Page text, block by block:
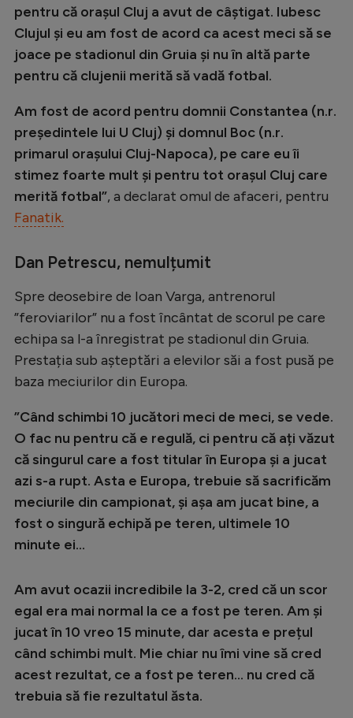
Tenis
Handbal
Formula 1
Gimnastică
Auto
Alte sporturi
JO 2024
JO 2026
Intră în cont
Creează cont
pentru că orașul Cluj a avut de câștigat. Iubesc
Clujul și eu am fost de acord ca acest meci să se
joace pe stadionul din Gruia și nu în altă parte
pentru că clujenii merită să vadă fotbal.
Am fost de acord pentru domnii Constantea (n.r.
președintele lui U Cluj) și domnul Boc (n.r.
primarul orașului Cluj-Napoca), pe care eu îi
stimez foarte mult și pentru tot orașul Cluj care
merită fotbal”, a declarat omul de afaceri, pentru
Fanatik.
Dan Petrescu, nemulțumit
Spre deosebire de Ioan Varga, antrenorul
”feroviarilor” nu a fost încântat de scorul pe care
echipa sa l-a înregistrat pe stadionul din Gruia.
Prestația sub așteptări a elevilor săi a fost pusă pe
baza meciurilor din Europa.
”Când schimbi 10 jucători meci de meci, se vede.
O fac nu pentru că e regulă, ci pentru că ați văzut
că singurul care a fost titular în Europa și a jucat
azi s-a rupt. Asta e Europa, trebuie să sacrificăm
meciurile din campionat, și așa am jucat bine, a
fost o singură echipă pe teren, ultimele 10
minute ei...
Am avut ocazii incredibile la 3-2, cred că un scor
egal era mai normal la ce a fost pe teren. Am și
jucat în 10 vreo 15 minute, dar acesta e prețul
când schimbi mult. Mie chiar nu îmi vine să cred
acest rezultat, ce a fost pe teren... nu cred că
trebuia să fie rezultatul ăsta.